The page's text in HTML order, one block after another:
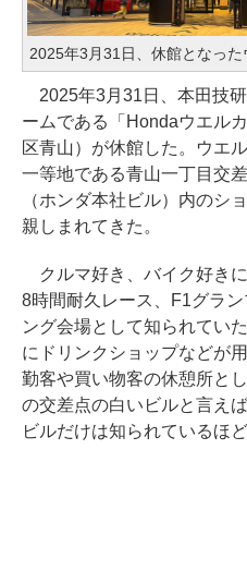
2025年3月31日、休館となっ
2025年3月31日、本田技
ームである「Hondaウエル
区青山）が休館した。ウエ
一等地である青山一丁目交
（ホンダ本社ビル）内のシ
親しまれてきた。
クルマ好き、バイク好き
8時間耐久レース、F1グラ
ング会場として知られてい
にドリンクショップなどが
勤客や買い物客の休憩所と
の交差点の白いビルと言え
ビルだけは知られているほ